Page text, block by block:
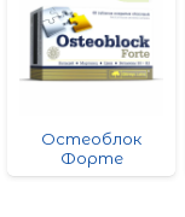
Остеоблок
Форте